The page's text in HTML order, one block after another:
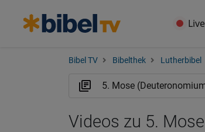
Bibel TV Bibelthek Lutherbibel
Videos zu 5.